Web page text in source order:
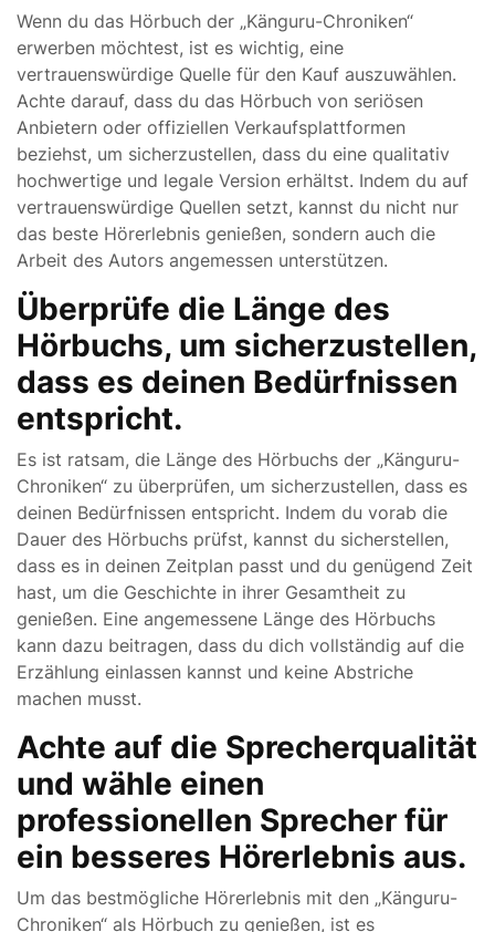
Wenn du das Hörbuch der „Känguru-Chroniken“
erwerben möchtest, ist es wichtig, eine
vertrauenswürdige Quelle für den Kauf auszuwählen.
Achte darauf, dass du das Hörbuch von seriösen
Anbietern oder offiziellen Verkaufsplattformen
beziehst, um sicherzustellen, dass du eine qualitativ
hochwertige und legale Version erhältst. Indem du auf
vertrauenswürdige Quellen setzt, kannst du nicht nur
das beste Hörerlebnis genießen, sondern auch die
Arbeit des Autors angemessen unterstützen.
Überprüfe die Länge des
Hörbuchs, um sicherzustellen,
dass es deinen Bedürfnissen
entspricht.
Es ist ratsam, die Länge des Hörbuchs der „Känguru-
Chroniken“ zu überprüfen, um sicherzustellen, dass es
deinen Bedürfnissen entspricht. Indem du vorab die
Dauer des Hörbuchs prüfst, kannst du sicherstellen,
dass es in deinen Zeitplan passt und du genügend Zeit
hast, um die Geschichte in ihrer Gesamtheit zu
genießen. Eine angemessene Länge des Hörbuchs
kann dazu beitragen, dass du dich vollständig auf die
Erzählung einlassen kannst und keine Abstriche
machen musst.
Achte auf die Sprecherqualität
und wähle einen
professionellen Sprecher für
ein besseres Hörerlebnis aus.
Um das bestmögliche Hörerlebnis mit den „Känguru-
Chroniken“ als Hörbuch zu genießen, ist es